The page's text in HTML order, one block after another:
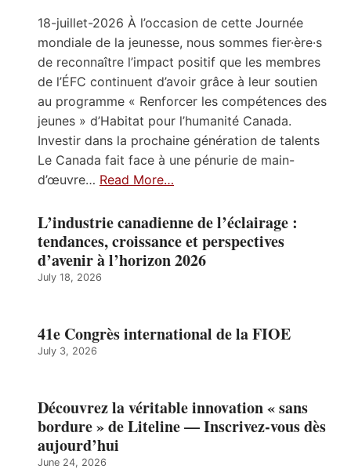
18-juillet-2026 À l’occasion de cette Journée
mondiale de la jeunesse, nous sommes fier·ère·s
de reconnaître l’impact positif que les membres
de l’ÉFC continuent d’avoir grâce à leur soutien
au programme « Renforcer les compétences des
jeunes » d’Habitat pour l’humanité Canada.
Investir dans la prochaine génération de talents
Le Canada fait face à une pénurie de main-
d’œuvre… Read More…
L’industrie canadienne de l’éclairage :
tendances, croissance et perspectives
d’avenir à l’horizon 2026
July 18, 2026
41e Congrès international de la FIOE
July 3, 2026
Découvrez la véritable innovation « sans
bordure » de Liteline — Inscrivez-vous dès
aujourd’hui
June 24, 2026